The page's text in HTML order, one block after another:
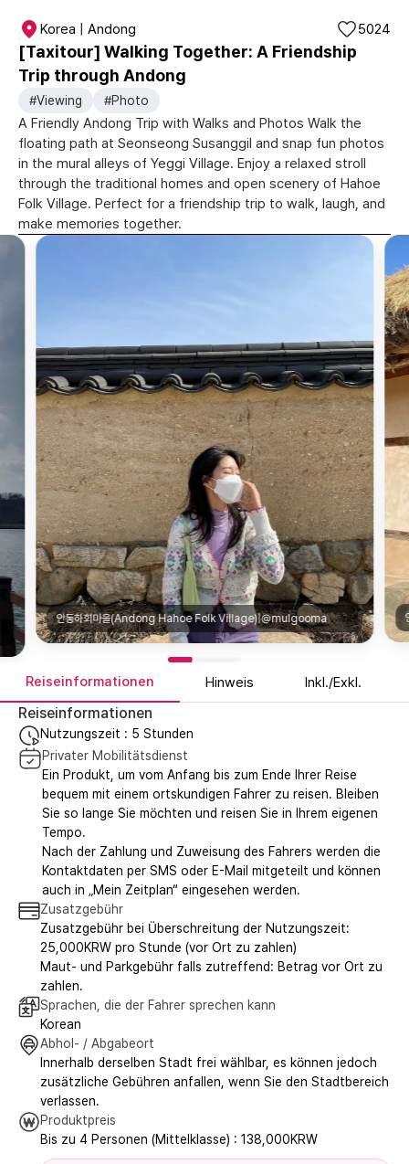
Korea | Andong
[Taxitour] Walking Together: A Friendship
Trip through Andong
5024
#Viewing #Photo
A Friendly Andong Trip with Walks and Photos Walk the
floating path at Seonseong Susanggil and snap fun photos
in the mural alleys of Yeggi Village. Enjoy a relaxed stroll
through the traditional homes and open scenery of Hahoe
Folk Village. Perfect for a friendship trip to walk, laugh, and
make memories together.
안동하회마을(Andong Hahoe Folk Village)|@mulgooma
Reiseinformationen Hinweis Inkl./Exkl.
Reiseinformationen
Nutzungszeit : 5 Stunden
Privater Mobilitätsdienst
Ein Produkt, um vom Anfang bis zum Ende Ihrer Reise
bequem mit einem ortskundigen Fahrer zu reisen. Bleiben
Sie so lange Sie möchten und reisen Sie in Ihrem eigenen
Tempo.
Nach der Zahlung und Zuweisung des Fahrers werden die
Kontaktdaten per SMS oder E-Mail mitgeteilt und können
auch in „Mein Zeitplan“ eingesehen werden.
Zusatzgebühr
Zusatzgebühr bei Überschreitung der Nutzungszeit:
25,000KRW pro Stunde (vor Ort zu zahlen)
Maut- und Parkgebühr falls zutreffend: Betrag vor Ort zu
zahlen.
Sprachen, die der Fahrer sprechen kann
Korean
Abhol- / Abgabeort
Innerhalb derselben Stadt frei wählbar, es können jedoch
zusätzliche Gebühren anfallen, wenn Sie den Stadtbereich
verlassen.
Produktpreis
Bis zu 4 Personen (Mittelklasse) : 138,000KRW